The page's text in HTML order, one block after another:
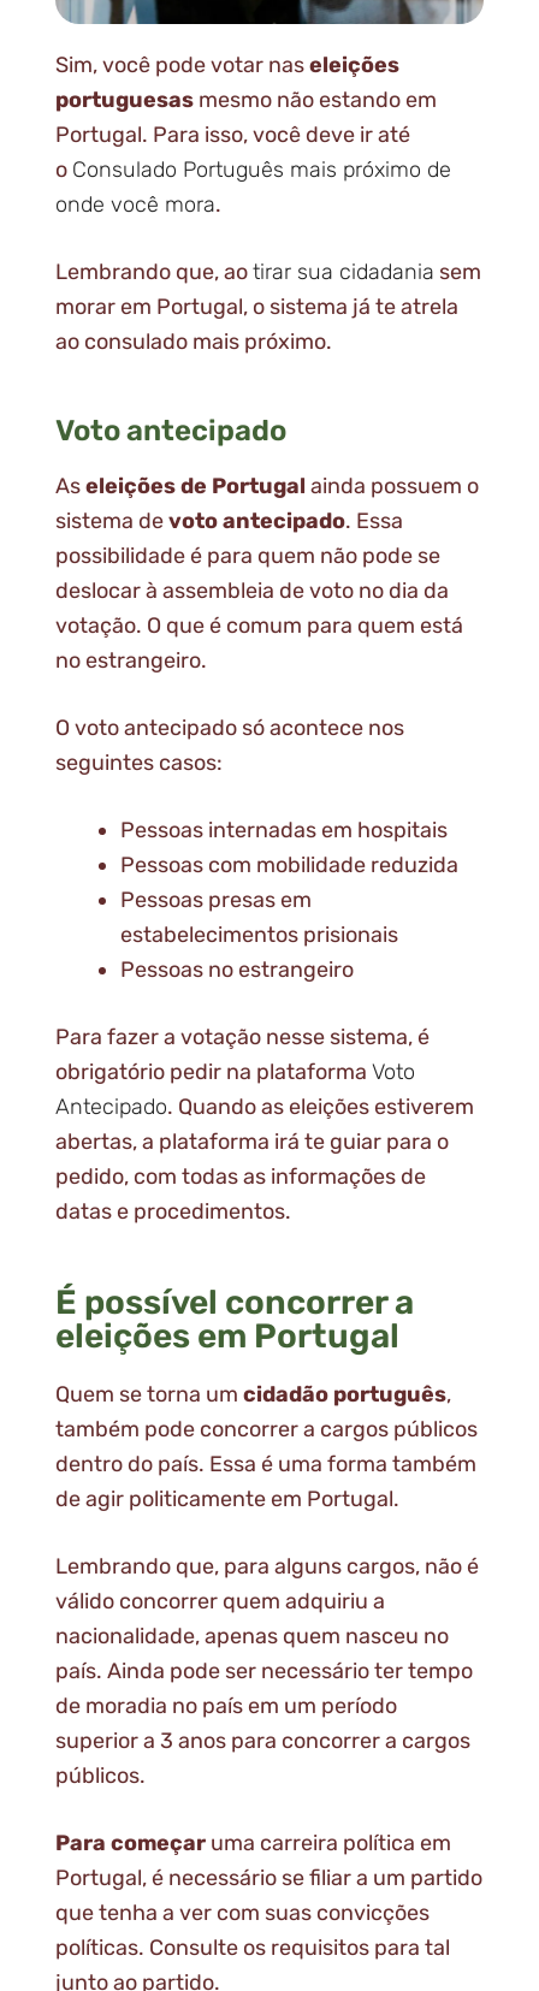
Sim, você pode votar naseleições
portuguesas mesmo não estando em
Portugal. Para isso, você deve ir até
o Consulado Português mais próximo de
onde você mora.
Lembrando que, aotirar sua cidadania sem
morar em Portugal, o sistema já te atrela
ao consulado mais próximo.
Voto antecipado
Aseleições de Portugal ainda possuem o
sistema devoto antecipado. Essa
possibilidade é para quem não pode se
deslocar à assembleia de voto no dia da
votação. O que é comum para quem está
no estrangeiro.
O voto antecipado só acontece nos
seguintes casos:
Pessoas internadas em hospitais
Pessoas com mobilidade reduzida
Pessoas presas em
estabelecimentos prisionais
Pessoas no estrangeiro
Para fazer a votação nesse sistema, é
obrigatório pedir na plataforma Voto
Antecipado. Quando as eleições estiverem
abertas, a plataforma irá te guiar para o
pedido, com todas as informações de
datas e procedimentos.
É possível concorrer a
eleições em Portugal
Quem se torna um cidadão português,
também pode concorrer a cargos públicos
dentro do país. Essa é uma forma também
de agir politicamente em Portugal.
Lembrando que, para alguns cargos, não é
válido concorrer quem adquiriu a
nacionalidade, apenas quem nasceu no
país. Ainda pode ser necessário ter tempo
de moradia no país em um período
superior a 3 anos para concorrer a cargos
públicos.
Para começar uma carreira política em
Portugal, é necessário se filiar a um partido
que tenha a ver com suas convicções
políticas. Consulte os requisitos para tal
junto ao partido.